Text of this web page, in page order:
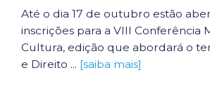
Até o dia 17 de outubro estão
inscrições para a VIII Conferência
Cultura, edição que abordará o
e Direito ... [saiba mais]